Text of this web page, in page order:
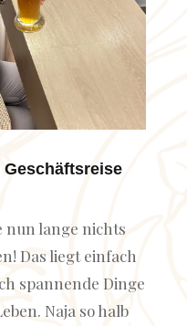
nun lange nichts
Das liegt einfach
spannende Dinge
Naja so halb